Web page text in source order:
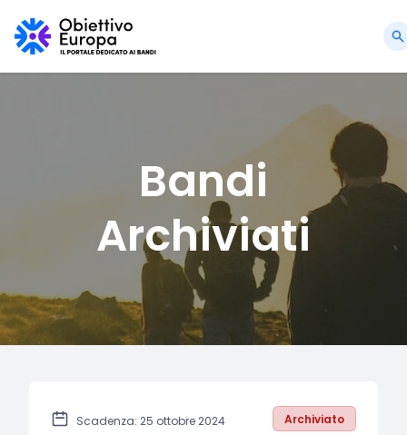
Bandi
Archiviati
Scadenza: 25 ottobre 2024 Archiviato